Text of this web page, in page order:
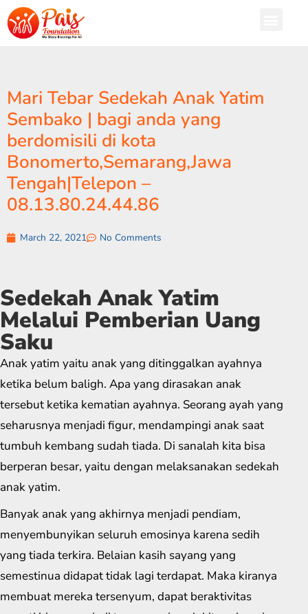
Mari Tebar Sedekah Anak Yatim
Sembako | bagi anda yang
berdomisili di kota
Bonomerto,Semarang,Jawa
Tengah|Telepon –
08.13.80.24.44.86
March 22, 2021 No Comments
Sedekah Anak Yatim
Melalui Pemberian Uang
Saku
Anak yatim yaitu anak yang ditinggalkan ayahnya
ketika belum baligh. Apa yang dirasakan anak
tersebut ketika kematian ayahnya. Seorang ayah yang
seharusnya menjadi figur, mendampingi anak saat
tumbuh kembang sudah tiada. Di sanalah kita bisa
berperan besar, yaitu dengan melaksanakan sedekah
anak yatim.
Banyak anak yang akhirnya menjadi pendiam,
menyembunyikan seluruh emosinya karena sedih
yang tiada terkira. Belaian kasih sayang yang
semestinua didapat tidak lagi terdapat. Maka kiranya
membuat mereka tersenyum, dapat beraktivitas